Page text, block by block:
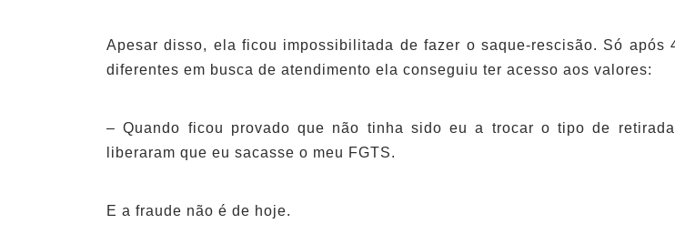
Apesar disso, ela ficou impossibilitada de fazer o saque-rescisão. Só
diferentes em busca de atendimento ela conseguiu ter acesso aos valores:
– Quando ficou provado que não tinha sido eu a trocar o tipo de
liberaram que eu sacasse o meu FGTS.
E a fraude não é de hoje.